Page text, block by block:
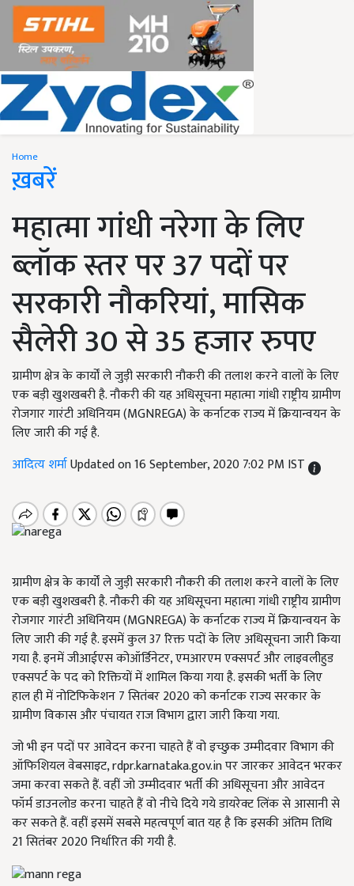
Home
ख़बरें
महात्मा गांधी नरेगा के लिए
ब्लॉक स्तर पर 37 पदों पर
सरकारी नौकरियां, मासिक
सैलेरी 30 से 35 हजार रुपए
ग्रामीण क्षेत्र के कार्यों ले जुड़ी सरकारी नौकरी की तलाश करने वालों के लिए
एक बड़ी खुशखबरी है. नौकरी की यह अधिसूचना महात्मा गांधी राष्ट्रीय ग्रामीण
रोजगार गारंटी अधिनियम (MGNREGA) के कर्नाटक राज्य में क्रियान्वयन के
लिए जारी की गई है.
आदित्य शर्माUpdated on 16 September, 2020 7:02 PM IST
ग्रामीण क्षेत्र के कार्यों ले जुड़ी सरकारी नौकरी की तलाश करने वालों के लिए
एक बड़ी खुशखबरी है. नौकरी की यह अधिसूचना महात्मा गांधी राष्ट्रीय ग्रामीण
रोजगार गारंटी अधिनियम (MGNREGA) के कर्नाटक राज्य में क्रियान्वयन के
लिए जारी की गई है. इसमें कुल 37 रिक्त पदों के लिए अधिसूचना जारी किया
गया है. इनमें जीआईएस कोऑर्डिनेटर, एमआरएम एक्सपर्ट और लाइवलीहुड
एक्सपर्ट के पद को रिक्तियों में शामिल किया गया है. इसकी भर्ती के लिए
हाल ही में नोटिफिकेशन 7 सितंबर 2020 को कर्नाटक राज्य सरकार के
ग्रामीण विकास और पंचायत राज विभाग द्वारा जारी किया गया.
जो भी इन पदों पर आवेदन करना चाहते हैं वो इच्छुक उम्मीदवार विभाग की
ऑफिशियल वेबसाइट, rdpr.karnataka.gov.in पर जारकर आवेदन भरकर
जमा करवा सकते हैं. वहीं जो उम्मीदवार भर्ती की अधिसूचना और आवेदन
फॉर्म डाउनलोड करना चाहते हैं वो नीचे दिये गये डायरेक्ट लिंक से आसानी से
कर सकते हैं. वहीं इसमें सबसे महत्वपूर्ण बात यह है कि इसकी अंतिम तिथि
21 सितंबर 2020 निर्धारित की गयी है.